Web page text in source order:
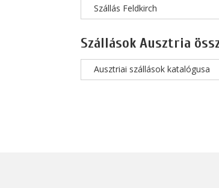
Szállás Feldkirch
Szállások Ausztria
Ausztriai szállások katalógusa